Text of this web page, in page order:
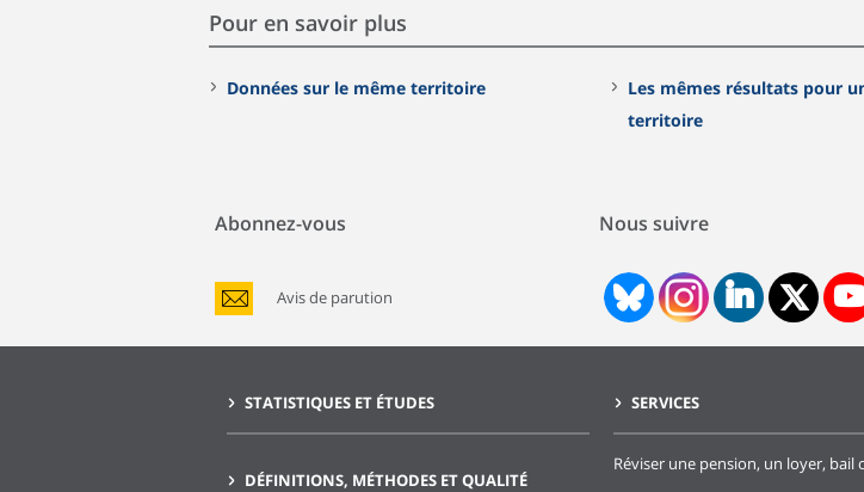
Pour en savoir plus
Données sur le même territoire
Les mêmes résultats pour
territoire
Abonnez-vous
Avis de parution
Nous suivre
STATISTIQUES ET ÉTUDES
DÉFINITIONS, MÉTHODES ET QUALITÉ
SERVICES
Réviser une pension, un loyer, bail